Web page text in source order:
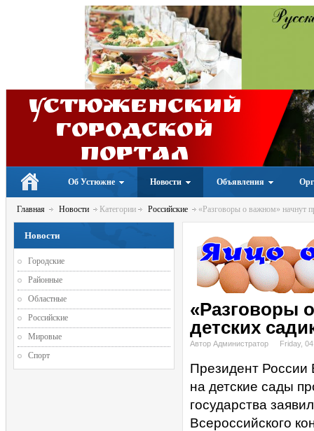
Устюженский
Городской
портал
Об Устюжне Новости Объявления
Главная Новости Категории Российские «Разговоры о важном» начнут
«Разговоры
детских
Автор Администратор Friday,
Президент
на детские сады
государства
Всероссийского
Новости
Городские
Районные
Областные
Российские
Мировые
Спорт